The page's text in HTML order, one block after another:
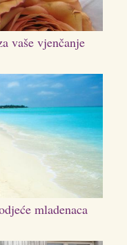
vaše vjenčanje
mladenaca